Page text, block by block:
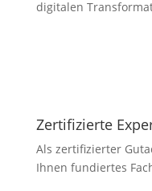
digitalen
Zertifizierte
Als zertifizierter
Ihnen fundiertes